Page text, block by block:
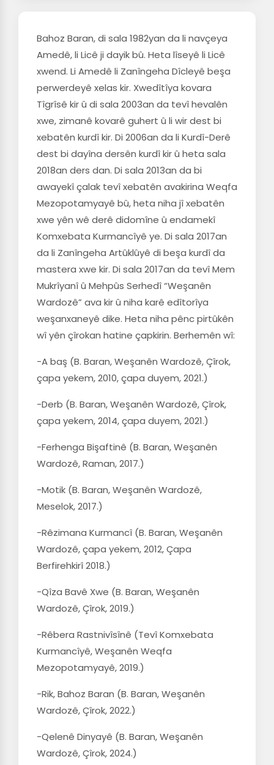
Bahoz Baran, di sala 1982yan da li navçeya
Amedê, li Licê ji dayik bû. Heta lîseyê li Licê
xwend. Li Amedê li Zanîngeha Dîcleyê beşa
perwerdeyê xelas kir. Xwedîtîya kovara
Tîgrîsê kir û di sala 2003an da tevî hevalên
xwe, zimanê kovarê guhert û li wir dest bi
xebatên kurdî kir. Di 2006an da li Kurdî-Derê
dest bi dayîna dersên kurdî kir û heta sala
2018an ders dan. Di sala 2013an da bi
awayekî çalak tevî xebatên avakirina Weqfa
Mezopotamyayê bû, heta niha jî xebatên
xwe yên wê derê didomîne û endamekî
Komxebata Kurmancîyê ye. Di sala 2017an
da li Zanîngeha Artûklûyê di beşa kurdî da
mastera xwe kir. Di sala 2017an da tevî Mem
Mukrîyanî û Mehpûs Serhedî “Weşanên
Wardozê” ava kir û niha karê edîtorîya
weşanxaneyê dike. Heta niha pênc pirtûkên
wî yên çîrokan hatine çapkirin. Berhemên wî:
-A baş (B. Baran, Weşanên Wardozê, Çîrok,
çapa yekem, 2010, çapa duyem, 2021.)
-Derb (B. Baran, Weşanên Wardozê, Çîrok,
çapa yekem, 2014, çapa duyem, 2021.)
-Ferhenga Bişaftinê (B. Baran, Weşanên
Wardozê, Raman, 2017.)
-Motik (B. Baran, Weşanên Wardozê,
Meselok, 2017.)
-Rêzimana Kurmancî (B. Baran, Weşanên
Wardozê, çapa yekem, 2012, Çapa
Berfirehkirî 2018.)
-Qîza Bavê Xwe (B. Baran, Weşanên
Wardozê, Çîrok, 2019.)
-Rêbera Rastnivîsînê (Tevî Komxebata
Kurmancîyê, Weşanên Weqfa
Mezopotamyayê, 2019.)
-Rik, Bahoz Baran (B. Baran, Weşanên
Wardozê, Çîrok, 2022.)
-Qelenê Dinyayê (B. Baran, Weşanên
Wardozê, Çîrok, 2024.)